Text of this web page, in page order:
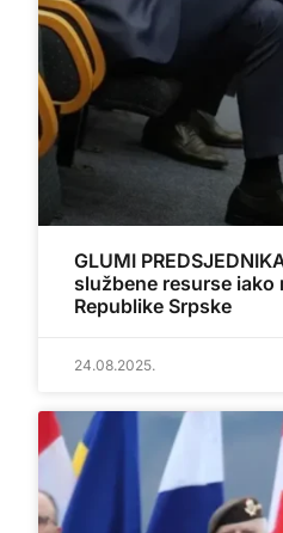
GLUMI
službene resurse
Republike Srpske
24.08.2025.